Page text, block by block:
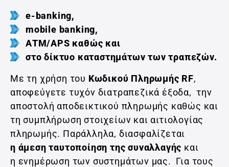
e‑banking,
mobile banking,
ΑΤΜ/APS καθώς και
στο δίκτυο καταστημάτων των τραπεζών.
Με τη χρήση του Κωδικού Πληρωμής RF,
αποφεύγετε τυχόν διατραπεζικά έξοδα, την
αποστολή αποδεικτικού πληρωμής καθώς και
τη συμπλήρωση στοιχείων και αιτιολογίας
πληρωμής. Παράλληλα, διασφαλίζεται
η άμεση ταυτοποίηση της συναλλαγής και
η ενημέρωση των συστημάτων μας. Για τους